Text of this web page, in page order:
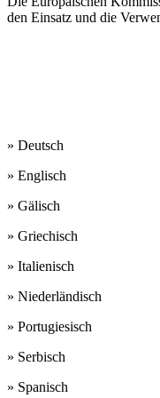
den Einsatz und die
» Deutsch
» Englisch
» Gälisch
» Griechisch
» Italienisch
» Niederländisch
» Portugiesisch
» Serbisch
» Spanisch